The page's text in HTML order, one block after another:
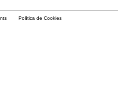
Política de Cookies